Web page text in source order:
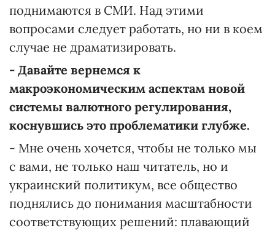
поднимаются в СМИ. Над этими
вопросами следует работать, но ни в коем
случае не драматизировать.
- Давайте вернемся к
макроэкономическим аспектам новой
системы валютного регулирования,
коснувшись это проблематики глубже.
- Мне очень хочется, чтобы не только мы
с вами, не только наш читатель, но и
украинский политикум, все общество
поднялись до понимания масштабности
соответствующих решений: плавающий